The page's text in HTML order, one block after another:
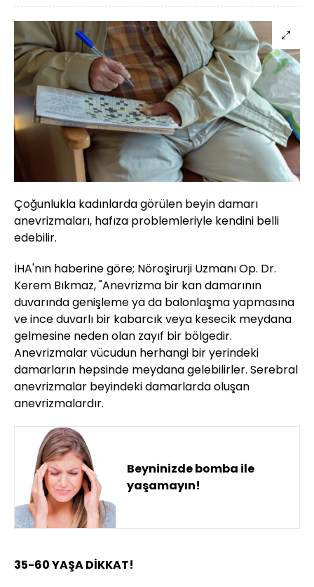
Çoğunlukla kadınlarda görülen beyin damarı
anevrizmaları, hafıza problemleriyle kendini belli
edebilir.
İHA'nın haberine göre; Nöroşirurji Uzmanı Op. Dr.
Kerem Bıkmaz, "Anevrizma bir kan damarının
duvarında genişleme ya da balonlaşma yapmasına
ve ince duvarlı bir kabarcık veya kesecik meydana
gelmesine neden olan zayıf bir bölgedir.
Anevrizmalar vücudun herhangi bir yerindeki
damarların hepsinde meydana gelebilirler. Serebral
anevrizmalar beyindeki damarlarda oluşan
anevrizmalardır.
Beyninizde bomba ile
yaşamayın!
35-60 YAŞA DİKKAT!